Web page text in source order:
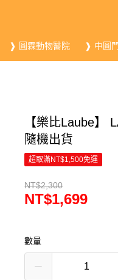
❱ 圓霖動物醫院 ❱ 中圓
【樂比Laube】
隨機出貨
超取滿NT$1,500免運
NT$2,300
NT$1,699
數量